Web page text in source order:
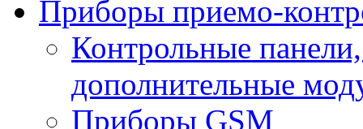
Приборы приемо-
Контрольные
дополнительные
Приборы GSM